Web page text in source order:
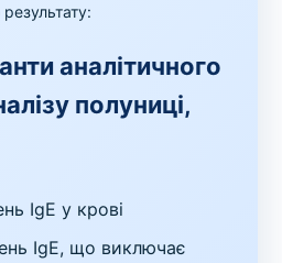
результату:
аналітичного
полуниці,
IgE у крові
IgE, що виключає